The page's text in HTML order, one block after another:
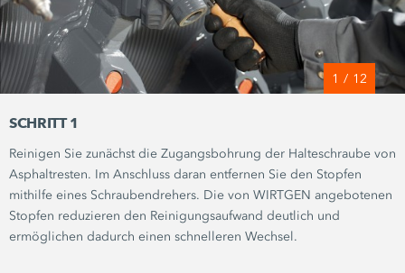
1 / 12
SCHRITT 1
Reinigen Sie zunächst die Zugangsbohrung der Halteschraube von
Asphaltresten. Im Anschluss daran entfernen Sie den Stopfen
mithilfe eines Schraubendrehers. Die von WIRTGEN angebotenen
Stopfen reduzieren den Reinigungsaufwand deutlich und
ermöglichen dadurch einen schnelleren Wechsel.